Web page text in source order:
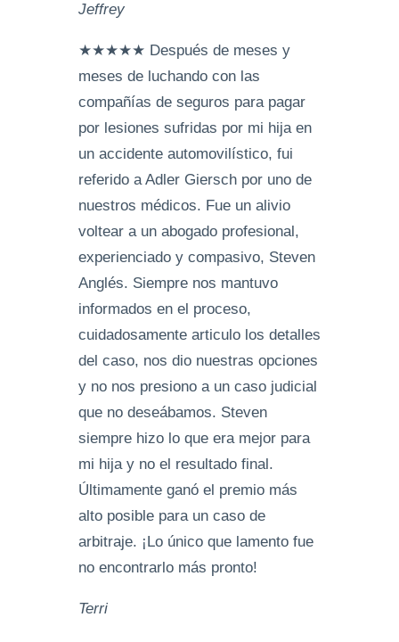
Jeffrey
★★★★★ Después de meses y
meses de luchando con las
compañías de seguros para pagar
por lesiones sufridas por mi hija en
un accidente automovilístico, fui
referido a Adler Giersch por uno de
nuestros médicos. Fue un alivio
voltear a un abogado profesional,
experienciado y compasivo, Steven
Anglés. Siempre nos mantuvo
informados en el proceso,
cuidadosamente articulo los detalles
del caso, nos dio nuestras opciones
y no nos presiono a un caso judicial
que no deseábamos. Steven
siempre hizo lo que era mejor para
mi hija y no el resultado final.
Últimamente ganó el premio más
alto posible para un caso de
arbitraje. ¡Lo único que lamento fue
no encontrarlo más pronto!
Terri